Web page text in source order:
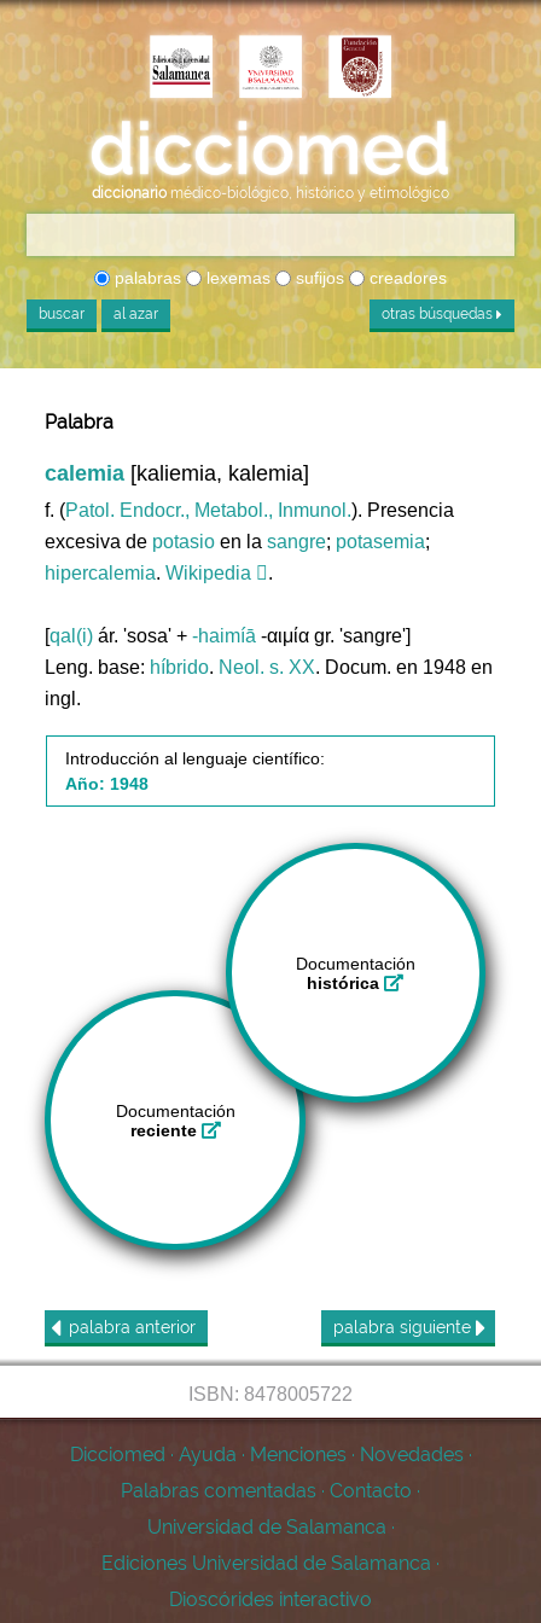
diccionario médico-biológico, histórico y etimológico
palabras lexemas sufijos creadores
buscar al azar otras búsquedas
Palabra
calemia [kaliemia, kalemia]
f. (Patol. Endocr., Metabol., Inmunol.). Presencia
excesiva de potasio en lasangre; potasemia;
hipercalemia.Wikipedia .
[qal(i) ár. 'sosa' +-haimíā -αιμία gr. 'sangre']
Leng. base: híbrido. Neol. s. XX. Docum. en 1948 en
ingl.
Introducción al lenguaje científico:
Año: 1948
Documentación
histórica
Documentación
reciente
palabra anterior palabra siguiente
ISBN: 8478005722
Dicciomed · Ayuda · Menciones · Novedades ·
Palabras comentadas · Contacto ·
Universidad de Salamanca ·
Ediciones Universidad de Salamanca ·
Dioscórides interactivo